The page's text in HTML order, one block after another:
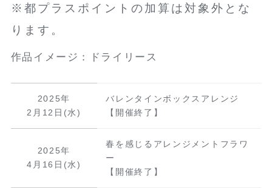
※都プラスポイントの加算は対象外とな
ります。
作品イメージ：ドライリース
2025年
2月12日(水)
バレンタインボックスアレンジ
【開催終了】
2025年
4月16日(水)
春を感じるアレンジメントフラワ
ー
【開催終了】